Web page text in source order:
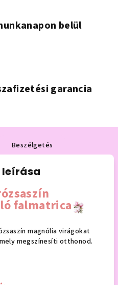
belül
garancia
Beszélgetés
leírása
falmatrica
magnólia virágokat
megszínesíti otthonod.